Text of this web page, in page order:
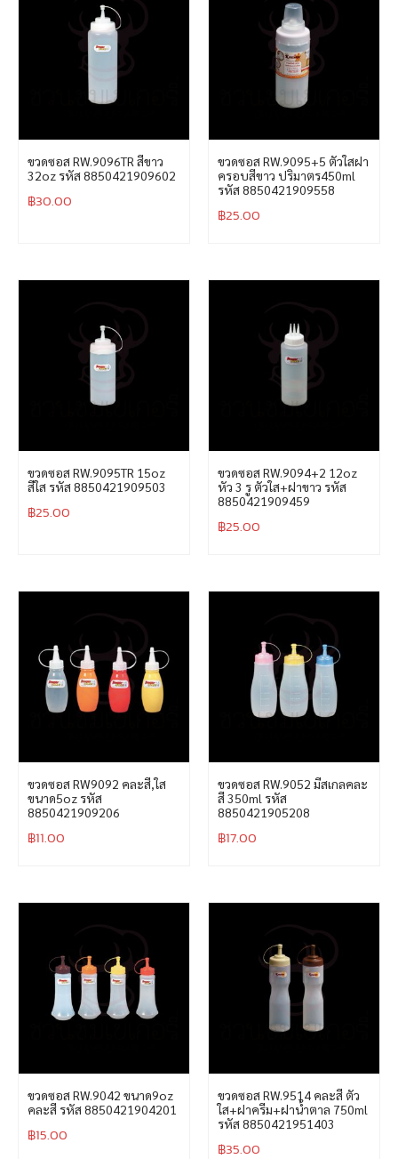
ขวดซอส RW.9096TR สีขาว
32oz รหัส 8850421909602
฿30.00
ขวดซอส RW.9095+5 ตัวใสฝา
ครอบสีขาว ปริมาตร450ml
รหัส 8850421909558
฿25.00
ขวดซอส RW.9095TR 15oz
สีใส รหัส 8850421909503
฿25.00
ขวดซอส RW.9094+2 12oz
หัว 3 รู ตัวใส+ฝาขาว รหัส
8850421909459
฿25.00
ขวดซอส RW9092 คละสี,ใส
ขนาด5oz รหัส
8850421909206
฿11.00
ขวดซอส RW.9052 มีสเกลคละ
สี 350ml รหัส
8850421905208
฿17.00
ขวดซอส RW.9042 ขนาด9oz
คละสี รหัส 8850421904201
฿15.00
ขวดซอส RW.9514 คละสี ตัว
ใส+ฝาครีม+ฝาน้ำตาล 750ml
รหัส 8850421951403
฿35.00